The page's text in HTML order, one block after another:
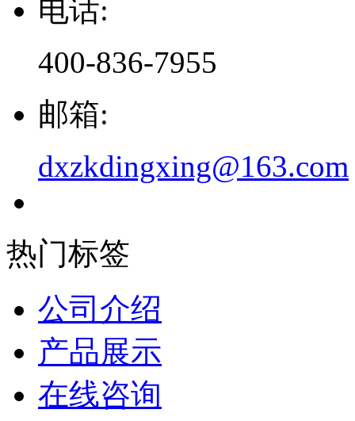
电话:
400-836-7955
邮箱:
dxzkdingxing@163.com
热门标签
公司介绍
产品展示
在线咨询